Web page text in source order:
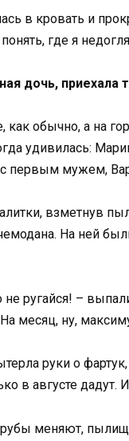
в кровать и
где я
дочь, приехала
как обычно, а на
удивилась:
с первым мужем,
взметнув
На ней
ругайся! –
месяц, ну,
руки о
в августе дадут.
меняют,